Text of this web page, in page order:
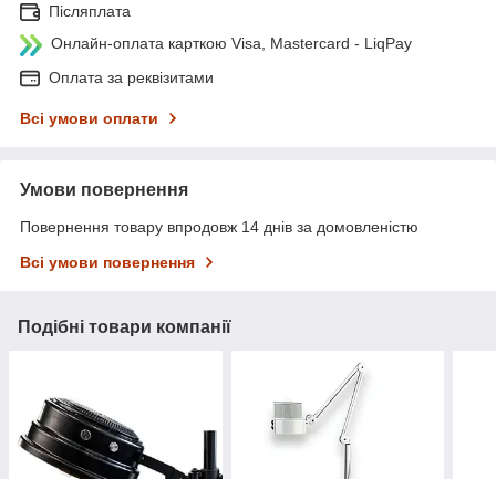
Післяплата
Онлайн-оплата карткою Visa, Mastercard - LiqPay
Оплата за реквізитами
Всі умови оплати
Умови повернення
Повернення товару впродовж 14 днів за домовленістю
Всі умови повернення
Подібні товари компанії